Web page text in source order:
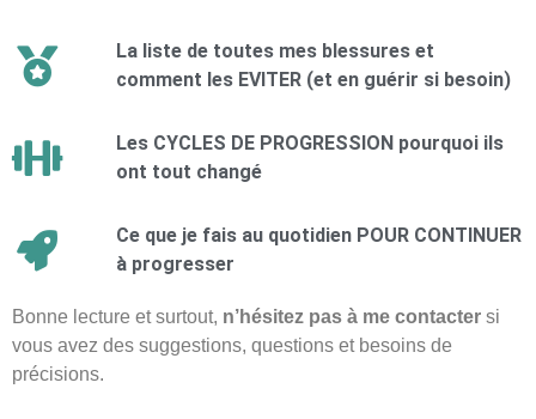
La liste de toutes mes blessures et
comment les EVITER (et en guérir si besoin)
Les CYCLES DE PROGRESSION pourquoi ils
ont tout changé
Ce que je fais au quotidien POUR CONTINUER
à progresser
Bonne lecture et surtout, n’hésitez pas à me contacter si
vous avez des suggestions, questions et besoins de
précisions.